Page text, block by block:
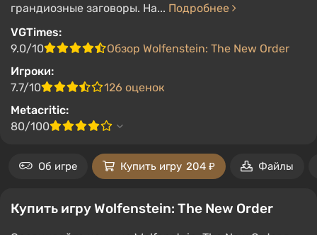
грандиозные заговоры. На... Подробнее
VGTimes:
9.0/10
Обзор Wolfenstein: The New Order
Игроки:
7.7/10
126 оценок
Metacritic:
80/100
Об игре Купить игру 204 ₽ Файлы
Купить игру Wolfenstein: The New Order